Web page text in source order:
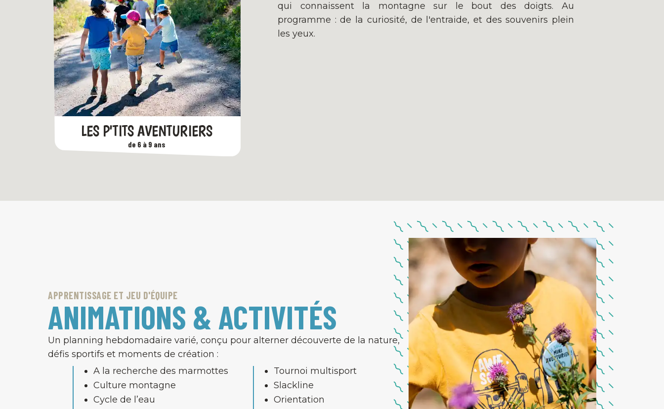
LES P'TITS AVENTURIERS
de 6 à 9 ans
qui connaissent la montagne sur le bout des doigts. Au
programme : de la curiosité, de l'entraide, et des souvenirs plein
les yeux.
APPRENTISSAGE ET JEU D'ÉQUIPE
ANIMATIONS & ACTIVITÉS
Un planning hebdomadaire varié, conçu pour alterner découverte de la nature,
défis sportifs et moments de création :
A la recherche des marmottes
Culture montagne
Cycle de l’eau
Tournoi multisport
Slackline
Orientation